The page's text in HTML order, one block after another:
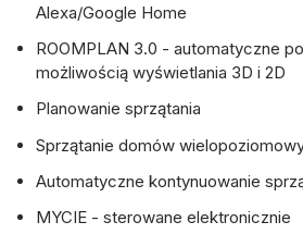
Alexa/Google Home
ROOMPLAN 3.0 - automatyczne
możliwością wyświetlania 3D i 2D
Planowanie sprzątania
Sprzątanie domów
Automatyczne kontynuowanie
MYCIE - sterowane elektronicznie